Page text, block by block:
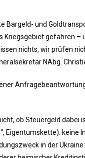
Bargeld- und
Kriegsgebiet gefahren
nichts, wir prüfen
NAbg.
ob Steuergeld dabei
Eigentumskette): keine
in der